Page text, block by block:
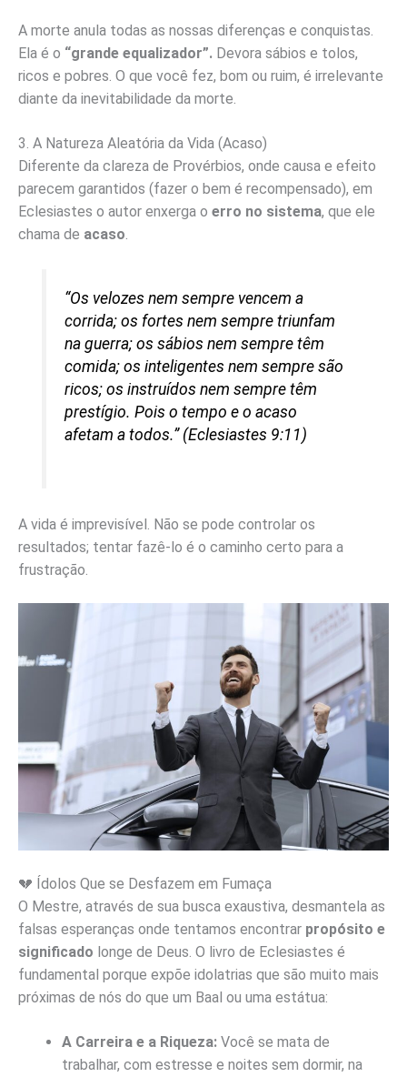
A morte anula todas as nossas diferenças e conquistas.
Ela é o “grande equalizador”. Devora sábios e tolos,
ricos e pobres. O que você fez, bom ou ruim, é irrelevante
diante da inevitabilidade da morte.
3. A Natureza Aleatória da Vida (Acaso)
Diferente da clareza de Provérbios, onde causa e efeito
parecem garantidos (fazer o bem é recompensado), em
Eclesiastes o autor enxerga o erro no sistema, que ele
chama de acaso
“Os velozes nem sempre vencem a
corrida; os fortes nem sempre triunfam
na guerra; os sábios nem sempre têm
comida; os inteligentes nem sempre são
ricos; os instruídos nem sempre têm
prestígio. Pois o tempo e o acaso
afetam a todos.” (Eclesiastes 9:11)
A vida é imprevisível. Não se pode controlar os
resultados; tentar fazê-lo é o caminho certo para a
frustração.
💔 Ídolos Que se Desfazem em Fumaça
O Mestre, através de sua busca exaustiva, desmantela as
falsas esperanças onde tentamos encontrar propósito e
significado longe de Deus. O livro de Eclesiastes é
fundamental porque expõe idolatrias que são muito mais
próximas de nós do que um Baal ou uma estátua:
A Carreira e a Riqueza: Você se mata de
trabalhar, com estresse e noites sem dormir, na